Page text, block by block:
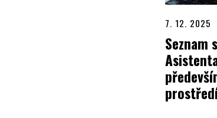
7. 12. 2025
Seznam